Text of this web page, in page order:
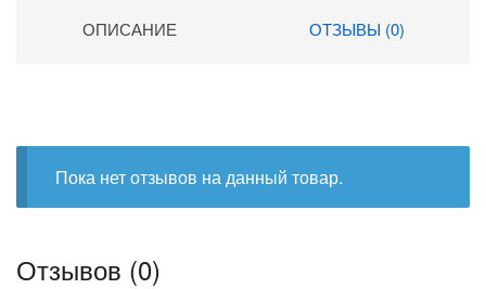
ОПИСАНИЕ ОТЗЫВЫ (0)
Пока нет отзывов на данный товар.
Отзывов (0)